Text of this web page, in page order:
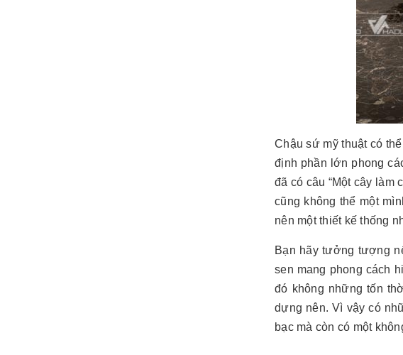
Chậu sứ mỹ thuật có
định phần lớn phong
đã có câu “Một cây làm
cũng không thể một
nên một thiết kế thống
Bạn hãy tưởng tượng
sen mang phong cách
đó không những tốn
dựng nên. Vì vậy có
bạc mà còn có một